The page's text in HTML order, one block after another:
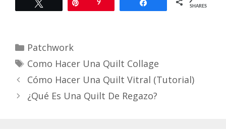
9
SHARES
Categories
Patchwork
Tags
Como Hacer Una Quilt Collage
Cómo Hacer Una Quilt Vitral (Tutorial)
¿Qué Es Una Quilt De Regazo?